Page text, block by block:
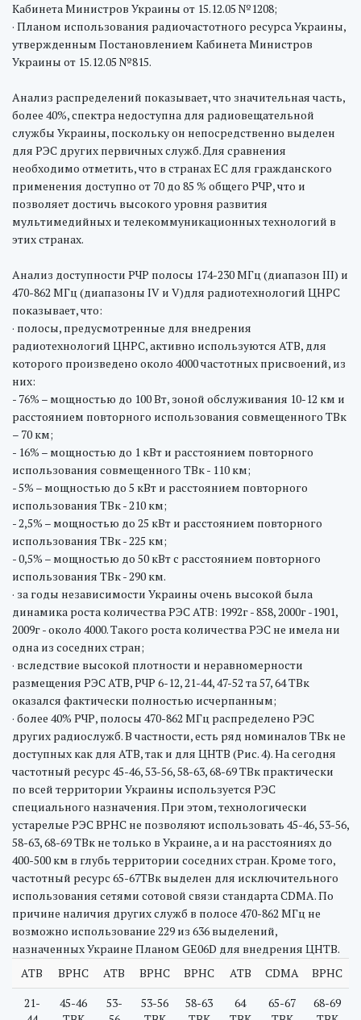
Кабинета Министров Украины от 15.12.05 №1208;
· Планом использования радиочастотного ресурса Украины,
утвержденным Постановлением Кабинета Министров
Украины от 15.12.05 №815.
Анализ распределений показывает, что значительная часть,
более 40%, спектра недоступна для радиовещательной
службы Украины, поскольку он непосредственно выделен
для РЭС других первичных служб. Для сравнения
необходимо отметить, что в странах ЕС для гражданского
применения доступно от 70 до 85 % общего РЧР, что и
позволяет достичь высокого уровня развития
мультимедийных и телекоммуникационных технологий в
этих странах.
Анализ доступности РЧР полосы 174-230 МГц (диапазон III) и
470-862 МГц (диапазоны IV и V)для радиотехнологий ЦНРС
показывает, что:
· полосы, предусмотренные для внедрения
радиотехнологий ЦНРС, активно используются АТВ, для
которого произведено около 4000 частотных присвоений, из
них:
- 76% – мощностью до 100 Вт, зоной обслуживания 10-12 км и
расстоянием повторного использования совмещенного ТВк
– 70 км;
- 16% – мощностью до 1 кВт и расстоянием повторного
использования совмещенного ТВк - 110 км;
- 5% – мощностью до 5 кВт и расстоянием повторного
использования ТВк - 210 км;
- 2,5% – мощностью до 25 кВт и расстоянием повторного
использования ТВк - 225 км;
- 0,5% – мощностью до 50 кВт с расстоянием повторного
использования ТВк - 290 км.
· за годы независимости Украины очень высокой была
динамика роста количества РЭС АТВ: 1992г - 858, 2000г -1901,
2009г - около 4000. Такого роста количества РЭС не имела ни
одна из соседних стран;
· вследствие высокой плотности и неравномерности
размещения РЭС АТВ, РЧР 6-12, 21-44, 47-52 та 57, 64 ТВк
оказался фактически полностью исчерпанным;
· более 40% РЧР, полосы 470-862 МГц распределено РЭС
других радиослужб. В частности, есть ряд номиналов ТВк не
доступных как для АТВ, так и для ЦНТВ (Рис. 4). На сегодня
частотный ресурс 45-46, 53-56, 58-63, 68-69 ТВк практически
по всей территории Украины используется РЭС
специального назначения. При этом, технологически
устарелые РЭС ВРНС не позволяют использовать 45-46, 53-56,
58-63, 68-69 ТВк не только в Украине, а и на расстояниях до
400-500 км в глубь территории соседних стран. Кроме того,
частотный ресурс 65-67ТВк выделен для исключительного
использования сетями сотовой связи стандарта CDMA. По
причине наличия других служб в полосе 470-862 МГц не
возможно использование 229 из 636 выделений,
назначенных Украине Планом GE06D для внедрения ЦНТВ.
АТВ
ВРНС АТВ ВРНС ВРНС АТВ CDMA
ВРНС
21-
45-46
53-
53-56
58-63
64
65-67
68-69